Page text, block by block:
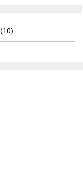
(10)